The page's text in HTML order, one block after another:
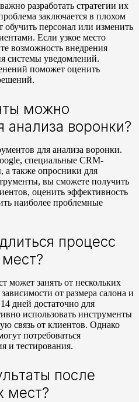
разработать стратегии их
заключается в плохом
обучить персонал или изменить
Если узкое место
возможность внедрения
системы уведомлений.
поможет оценить
можно
анализа воронки?
для анализа воронки.
специальные CRM-
а также опросники для
вы сможете получить
оценить эффективность
наиболее проблемные
процесс
может занять от нескольких
от размера салона и
дней достаточно для
использовать инструменты
связь от клиентов. Однако
потребоваться
и тестирования.
после
мест?